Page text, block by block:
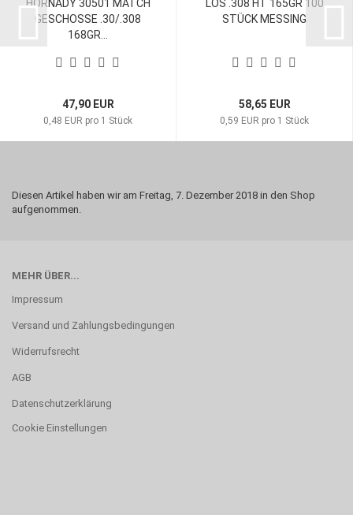
HORNADY 30501 MATCH
GESCHOSSE .30/.308
168GR...
47,90 EUR
0,48 EUR pro 1 Stück
LOS .308 HT 165GR 100
STÜCK MESSING
58,65 EUR
0,59 EUR pro 1 Stück
Diesen Artikel haben wir am Freitag, 7. Dezember 2018 in den Shop
aufgenommen.
MEHR ÜBER...
Impressum
Versand und Zahlungsbedingungen
Widerrufsrecht
AGB
Datenschutzerklärung
Cookie Einstellungen